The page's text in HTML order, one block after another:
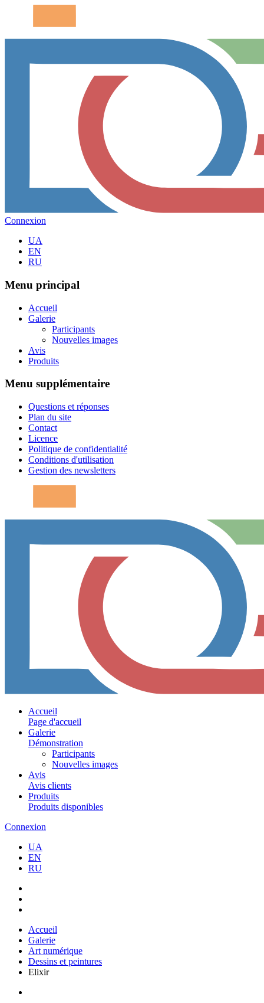
Connexion
UA
EN
RU
Menu principal
Accueil
Galerie
Participants
Nouvelles images
Avis
Produits
Menu supplémentaire
Questions et réponses
Plan du site
Contact
Licence
Politique de confidentialité
Conditions d'utilisation
Gestion des newsletters
Accueil
Page d'accueil
Galerie
Démonstration
Participants
Nouvelles images
Avis
Avis clients
Produits
Produits disponibles
Connexion
UA
EN
RU
Accueil
Galerie
Art numérique
Dessins et peintures
Elixir